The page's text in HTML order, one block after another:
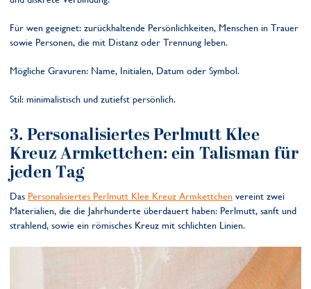
Für wen geeignet: zurückhaltende Persönlichkeiten, Menschen in Trauer
sowie Personen, die mit Distanz oder Trennung leben.
Mögliche Gravuren: Name, Initialen, Datum oder Symbol.
Stil: minimalistisch und zutiefst persönlich.
3. Personalisiertes Perlmutt Klee
Kreuz Armkettchen: ein Talisman für
jeden Tag
Das Personalisiertes Perlmutt Klee Kreuz Armkettchen vereint zwei
Materialien, die die Jahrhunderte überdauert haben: Perlmutt, sanft und
strahlend, sowie ein römisches Kreuz mit schlichten Linien.